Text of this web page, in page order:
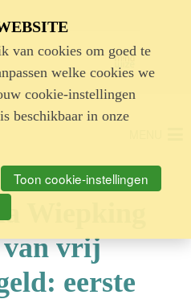
Wiepking
van vrij
eerste
van cookies om goed te
welke cookies we
cookie-instellingen
beschikbaar in onze
Toon cookie-instellingen